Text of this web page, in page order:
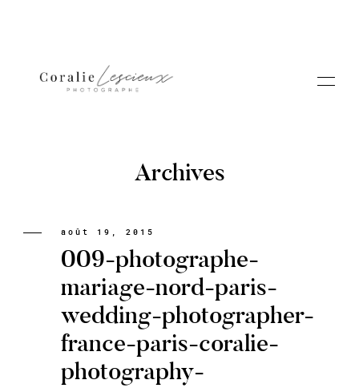
Portfolio
A PROPOS CORALIE
Contact
Archives
août 19, 2015
009-photographe-
mariage-nord-paris-
wedding-photographer-
france-paris-coralie-
photography-